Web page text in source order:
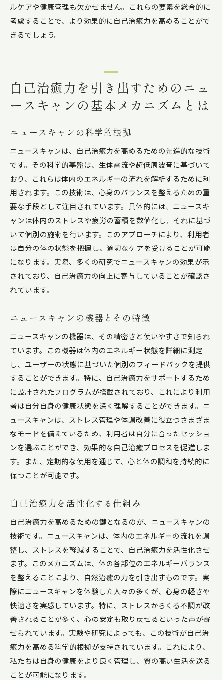
ルケアや健康管理も欠かせません。これらの要素を総合的に
考慮することで、より効果的に自己治癒力を高めることがで
きるでしょう。
自己治癒力を引き出すためのニュ
ースキャンの基本メカニズムとは
ニュースキャンの科学的根拠
ニュースキャンは、自己治癒力を高めるための先進的な技術
です。その科学的基盤は、生体電流や超低周波音に基づいて
おり、これらは体内のエネルギーの流れを解析するために利
用されます。この技術は、心身のバランスを整えるための重
要な手段として注目されています。具体的には、ニュースキ
ャンは体内のストレスや疲労の蓄積を数値化し、それに基づ
いて個別の施術を行います。このアプローチにより、利用者
は自分の体の状態を把握し、適切なケアを受けることが可能
になります。実際、多くの研究でニュースキャンの効果が示
されており、自己治癒力の向上に寄与していることが確認さ
れています。
ニュースキャンの機器とその特徴
ニュースキャンの機器は、その精密さと使いやすさで知られ
ています。この機器は体内のエネルギー状態を詳細に測定
し、ユーザーの状態に基づいた個別のフィードバックを提供
することができます。特に、自己治癒力をサポートするため
に設計されたプログラムが搭載されており、これにより利用
者は自分自身の健康状態を深く理解することができます。ニ
ュースキャンは、ストレス管理や体調改善に役立つさまざま
なモードを備えているため、利用者は自分に合ったセッショ
ンを選ぶことができ、効果的な自己治癒プロセスを促進しま
す。また、定期的な使用を通じて、心と体の調和を持続的に
保つことが可能です。
自己治癒力を活性化する仕組み
自己治癒力を高めるための鍵となるのが、ニュースキャンの
技術です。ニュースキャンは、体内のエネルギーの流れを調
整し、ストレスを軽減することで、自己治癒力を活性化させ
ます。このメカニズムは、体の各部位のエネルギーバランス
を整えることにより、自然治癒の力を引き出すものです。実
際にニュースキャンを体験した人々の多くが、心身の軽さや
快適さを実感しています。特に、ストレスからくる不調が改
善されることが多く、心の安定も取り戻せるといった声が寄
せられています。実験や研究によっても、この技術が自己治
癒力を高める科学的根拠が支持されています。これにより、
私たちは自身の健康をより良く管理し、質の高い生活を送る
ことが可能になります。